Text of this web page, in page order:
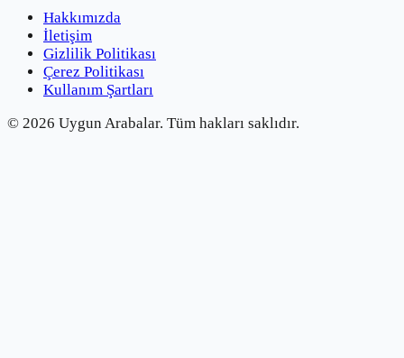
Hakkımızda
İletişim
Gizlilik Politikası
Çerez Politikası
Kullanım Şartları
© 2026 Uygun Arabalar. Tüm hakları saklıdır.